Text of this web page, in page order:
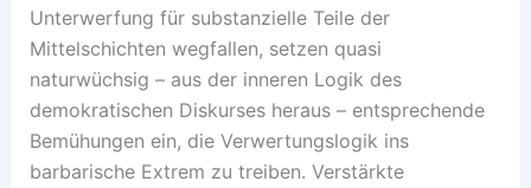
Unterwerfung für substanzielle Teile der
Mittelschichten wegfallen, setzen quasi
naturwüchsig – aus der inneren Logik des
demokratischen Diskurses heraus – entsprechende
Bemühungen ein, die Verwertungslogik ins
barbarische Extrem zu treiben. Verstärkte